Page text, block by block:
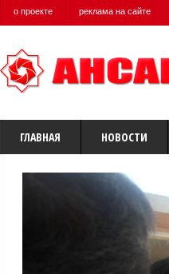
о проекте реклама на сайте
ГЛАВНАЯ НОВОСТИ